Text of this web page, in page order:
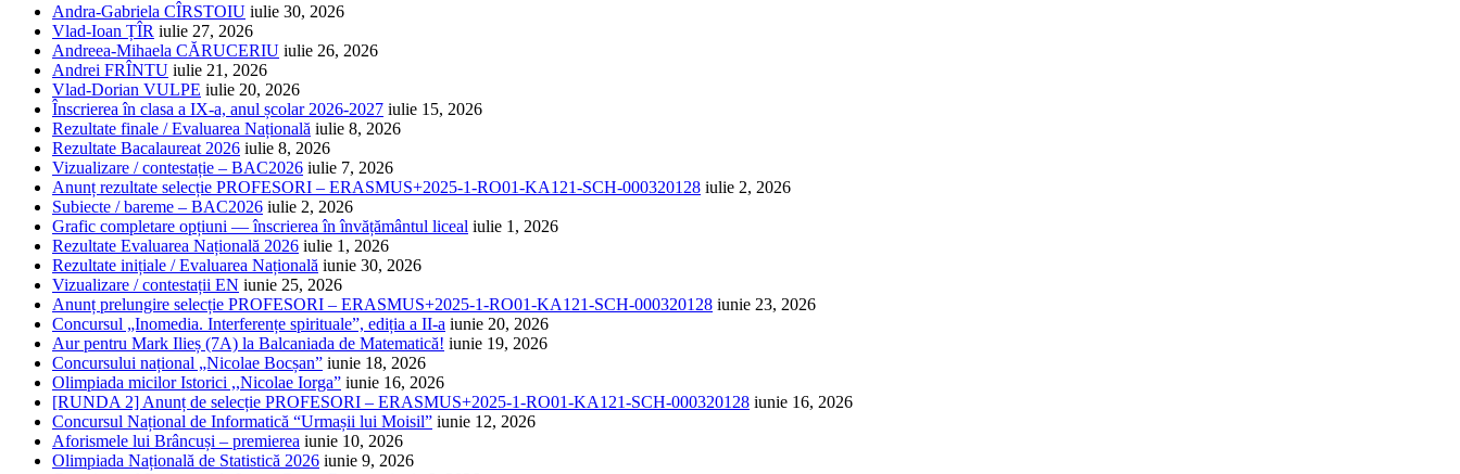
Andra-Gabriela CÎRSTOIU iulie 30, 2026
Vlad-Ioan ȚÎR iulie 27, 2026
Andreea-Mihaela CĂRUCERIU iulie 26, 2026
Andrei FRÎNTU iulie 21, 2026
Vlad-Dorian VULPE iulie 20, 2026
Înscrierea în clasa a IX-a, anul școlar 2026-2027 iulie 15, 2026
Rezultate finale / Evaluarea Națională iulie 8, 2026
Rezultate Bacalaureat 2026 iulie 8, 2026
Vizualizare / contestație – BAC2026 iulie 7, 2026
Anunț rezultate selecție PROFESORI – ERASMUS+2025-1-RO01-KA121-SCH-000320128 iulie 2, 2026
Subiecte / bareme – BAC2026 iulie 2, 2026
Grafic completare opțiuni — înscrierea în învățământul liceal iulie 1, 2026
Rezultate Evaluarea Națională 2026 iulie 1, 2026
Rezultate inițiale / Evaluarea Națională iunie 30, 2026
Vizualizare / contestații EN iunie 25, 2026
Anunț prelungire selecție PROFESORI – ERASMUS+2025-1-RO01-KA121-SCH-000320128 iunie 23, 2026
Concursul „Inomedia. Interferențe spirituale”, ediția a II-a iunie 20, 2026
Aur pentru Mark Ilieș (7A) la Balcaniada de Matematică! iunie 19, 2026
Concursului național „Nicolae Bocșan” iunie 18, 2026
Olimpiada micilor Istorici ,,Nicolae Iorga” iunie 16, 2026
[RUNDA 2] Anunț de selecție PROFESORI – ERASMUS+2025-1-RO01-KA121-SCH-000320128 iunie 16, 2026
Concursul Național de Informatică “Urmașii lui Moisil” iunie 12, 2026
Aforismele lui Brâncuși – premierea iunie 10, 2026
Olimpiada Națională de Statistică 2026 iunie 9, 2026